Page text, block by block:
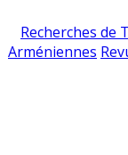
Recherches de
Arméniennes